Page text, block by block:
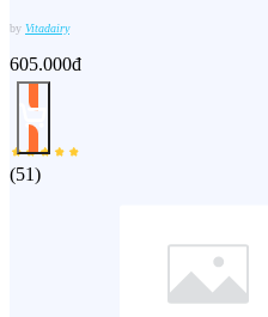
by Vitadairy
605.000đ
(51)